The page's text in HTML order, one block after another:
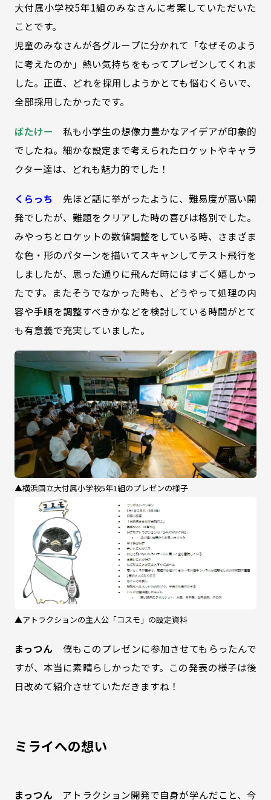
大付属小学校5年1組のみなさんに考案していただいた
ことです。
児童のみなさんが各グループに分かれて「なぜそのよう
に考えたのか」熱い気持ちをもってプレゼンしてくれま
した。正直、どれを採用しようかとても悩むくらいで、
全部採用したかったです。
ばたけー 私も小学生の想像力豊かなアイデアが印象的
でしたね。細かな設定まで考えられたロケットやキャラ
クター達は、どれも魅力的でした！
くらっち 先ほど話に挙がったように、難易度が高い開
発でしたが、難題をクリアした時の喜びは格別でした。
みやっちとロケットの数値調整をしている時、さまざま
な色・形のパターンを描いてスキャンしてテスト飛行を
しましたが、思った通りに飛んだ時にはすごく嬉しかっ
たです。またそうでなかった時も、どうやって処理の内
容や手順を調整すべきかなどを検討している時間がとて
も有意義で充実していました。
▲横浜国立大付属小学校5年1組のプレゼンの様子
▲アトラクションの主人公「コスモ」の設定資料
まっつん 僕もこのプレゼンに参加させてもらったんで
すが、本当に素晴らしかったです。この発表の様子は後
日改めて紹介させていただきますね！
ミライへの想い
まっつん アトラクション開発で自身が学んだこと、今